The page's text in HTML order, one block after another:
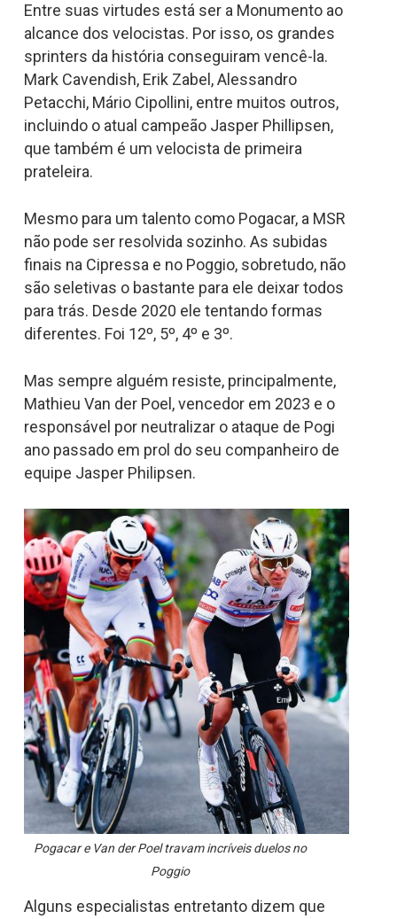
Entre suas virtudes está ser a Monumento ao
alcance dos velocistas. Por isso, os grandes
sprinters da história conseguiram vencê-la.
Mark Cavendish, Erik Zabel, Alessandro
Petacchi, Mário Cipollini, entre muitos outros,
incluindo o atual campeão Jasper Phillipsen,
que também é um velocista de primeira
prateleira.
Mesmo para um talento como Pogacar, a MSR
não pode ser resolvida sozinho. As subidas
finais na Cipressa e no Poggio, sobretudo, não
são seletivas o bastante para ele deixar todos
para trás. Desde 2020 ele tentando formas
diferentes. Foi 12º, 5º, 4º e 3º.
Mas sempre alguém resiste, principalmente,
Mathieu Van der Poel, vencedor em 2023 e o
responsável por neutralizar o ataque de Pogi
ano passado em prol do seu companheiro de
equipe Jasper Philipsen.
Pogacar e Van der Poel travam incríveis duelos no
Poggio
Alguns especialistas entretanto dizem que